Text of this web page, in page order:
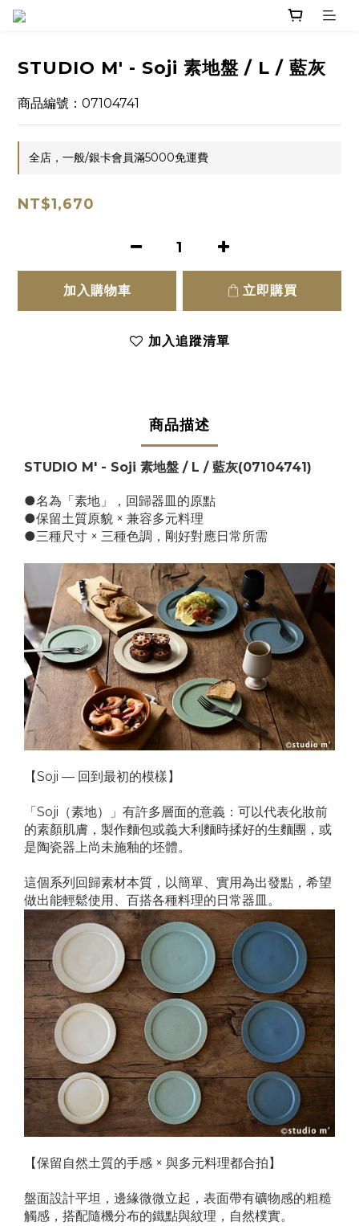
STUDIO M' - Soji 素地盤 / L / 藍灰
商品編號：07104741
全店，一般/銀卡會員滿5000免運費
NT$1,670
加入購物車 立即購買
加入追蹤清單
商品描述
STUDIO M' - Soji 素地盤 / L / 藍灰(07104741)
●名為「素地」，回歸器皿的原點
●保留土質原貌 × 兼容多元料理
●三種尺寸 × 三種色調，剛好對應日常所需
【Soji — 回到最初的模樣】
「Soji（素地）」有許多層面的意義：可以代表化妝前
的素顏肌膚，製作麵包或義大利麵時揉好的生麵團，或
是陶瓷器上尚未施釉的坯體。
這個系列回歸素材本質，以簡單、實用為出發點，希望
做出能輕鬆使用、百搭各種料理的日常器皿。
【保留自然土質的手感 × 與多元料理都合拍】
盤面設計平坦，邊緣微微立起，表面帶有礦物感的粗糙
觸感，搭配隨機分布的鐵點與紋理，自然樸實。